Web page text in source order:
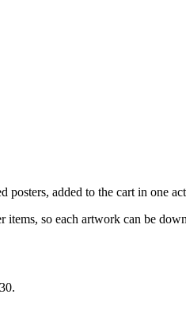
posters, added to the cart in one
items, so each artwork can be